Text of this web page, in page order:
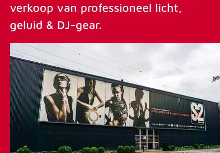
verkoop van professioneel licht,
geluid & DJ-gear.